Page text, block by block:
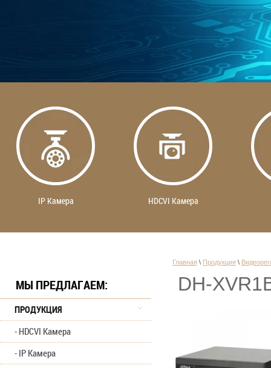
IP Камера HDCVI Камера
МЫ ПРЕДЛАГАЕМ:
ПРОДУКЦИЯ
HDCVI Камера
IP Камера
Главная \ Продукция \
DH-